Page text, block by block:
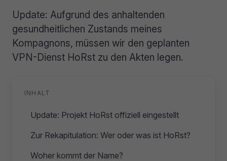
Update: Aufgrund des anhaltenden
gesundheitlichen Zustands meines
Kompagnons, müssen wir den geplanten
VPN-Dienst HoRst zu den Akten legen.
INHALT
Update: Projekt HoRst offiziell eingestellt
Zur Rekapitulation: Wer oder was ist HoRst?
Woher kommt der Name?